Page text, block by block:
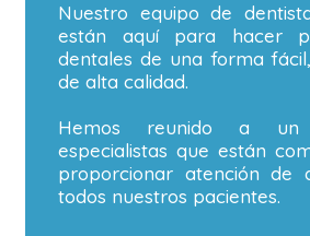
Nuestro equipo de
están aquí para hacer
dentales de una forma
de alta calidad.
Hemos reunido a
especialistas que están
proporcionar atención de
todos nuestros pacientes.